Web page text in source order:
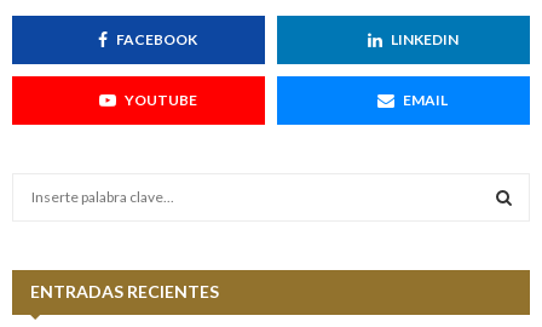
FACEBOOK LINKEDIN
YOUTUBE EMAIL
h
ENTRADAS RECIENTES